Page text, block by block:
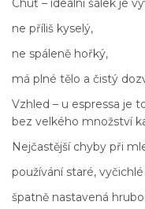
Chuť – ideální šálek je
ne příliš kyselý,
ne spáleně hořký,
má plné tělo a čistý
Vzhled – u espressa je
bez velkého množství
Nejčastější chyby při
používání staré,
špatně nastavená